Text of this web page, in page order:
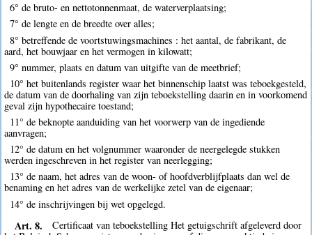
6° de bruto- en nettotonnenmaat, de waterverplaatsing;
7° de lengte en de breedte over alles;
8° betreffende de voortstuwingsmachines : het aantal, de fabrikant, de
aard, het bouwjaar en het vermogen in kilowatt;
9° nummer, plaats en datum van uitgifte van de meetbrief;
10° het buitenlands register waar het binnenschip laatst was teboekgesteld,
de datum van de doorhaling van zijn teboekstelling daarin en in voorkomend
geval zijn hypothecaire toestand;
11° de beknopte aanduiding van het voorwerp van de ingediende
aanvragen;
12° de datum en het volgnummer waaronder de neergelegde stukken
werden ingeschreven in het register van neerlegging;
13° de naam, het adres van de woon- of hoofdverblijfplaats dan wel de
benaming en het adres van de werkelijke zetel van de eigenaar;
14° de inschrijvingen bij wet opgelegd.
Art. 8.
Certificaat van teboekstelling Het getuigschrift afgeleverd door